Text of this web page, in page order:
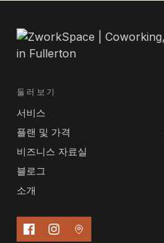
둘러보기
서비스
플랜 및 가격
비즈니스 자료실
블로그
소개